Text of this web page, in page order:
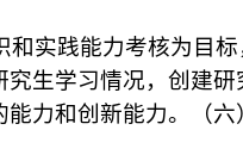
实践能力考核为目标
生学习情况，创建研
力和创新能力。（